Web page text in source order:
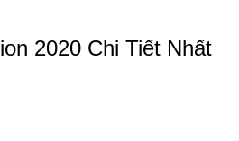
2020 Chi Tiết Nhất